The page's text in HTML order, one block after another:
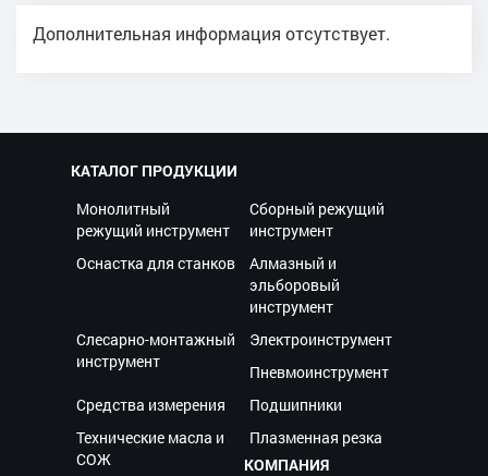
Дополнительная информация отсутствует.
КАТАЛОГ ПРОДУКЦИИ
Монолитный
режущий инструмент
Сборный режущий
инструмент
Оснастка для станков
Алмазный и
эльборовый
инструмент
Слесарно-монтажный
инструмент
Электроинструмент
Пневмоинструмент
Средства измерения
Подшипники
Технические масла и
СОЖ
Плазменная резка
КОМПАНИЯ